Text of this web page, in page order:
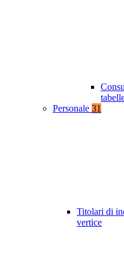
Personale 31
Titolari di
vertice